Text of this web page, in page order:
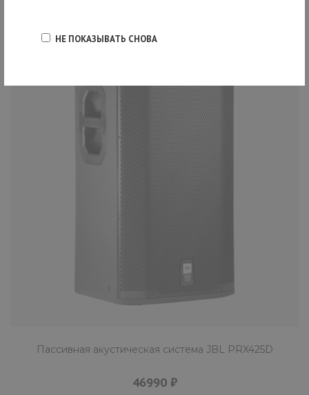
НЕ ПОКАЗЫВАТЬ СНОВА
Пассивная акустическая система JBL PRX425D
46990 ₽